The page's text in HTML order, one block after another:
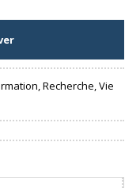
Recherche, Vie